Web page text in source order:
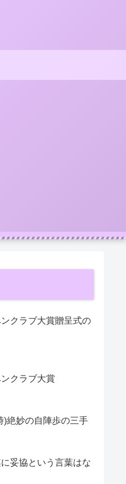
クラブ大賞贈呈式の
クラブ大賞
)絶妙の自陣歩の三手
妥協という言葉はな